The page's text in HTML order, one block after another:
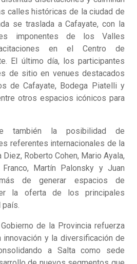
calles históricas de la ciudad de
se traslada a Cafayate, con la
imponentes de los Valles
en el Centro de
El último día, los participantes
de sitio en venues destacados
de Cafayate, Bodega Piatelli y
otros espacios icónicos para
también la posibilidad de
referentes internacionales de la
Roberto Cohen, Mario Ayala,
Martín Palonsky y Juan
de generar espacios de
la oferta de los principales
de la Provincia refuerza
y la diversificación de
a Salta como sede